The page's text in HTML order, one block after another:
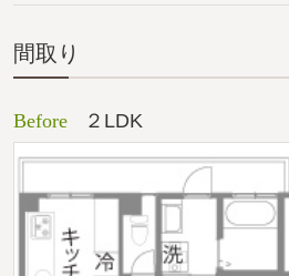
間取り
Before ２LDK